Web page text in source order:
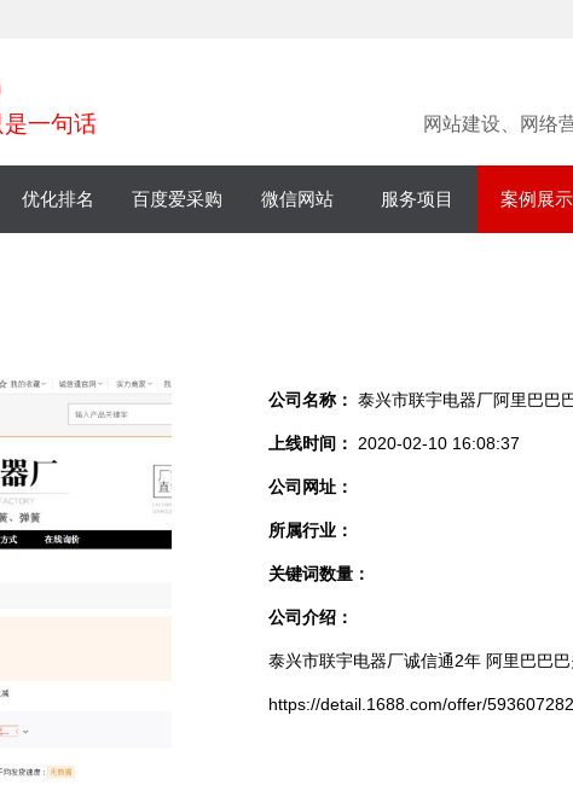
一句话
网站建设、网络
优化排名 百度爱采购 微信网站 服务项目 案例展示
百度爱采
阿里托管排
公司名称： 泰兴市联宇电器厂阿里巴巴
上线时间： 2020-02-10 16:08:37
公司网址：
所属行业：
关键词数量：
公司介绍：
泰兴市联宇电器厂诚信通2年 阿里巴巴巴
https://detail.1688.com/offer/